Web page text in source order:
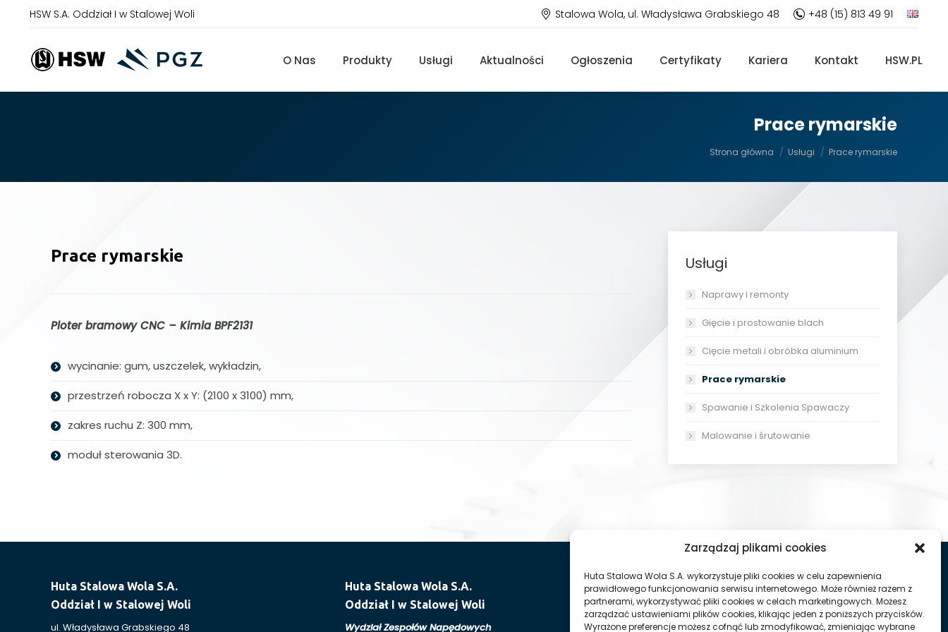
Zarządzaj plikami cookies
Huta Stalowa Wola S.A. wykorzystuje pliki cookies w celu zapewnienia
prawidłowego funkcjonowania serwisu internetowego. Może również razem z
partnerami, wykorzystywać pliki cookies w celach marketingowych. Możesz
zarządzać ustawieniami plików cookies, klikając jeden z poniższych przycisków.
Wyrażone preferencje możesz cofnąć lub zmodyfikować, zmieniając wybrane
HSW S.A. Oddział I w Stalowej Woli Stalowa Wola, ul. Władysława Grabskiego 48 +48 (15) 813 49 91
O Nas Produkty Usługi Aktualności Ogłoszenia Certyfikaty Kariera Kontakt HSW.PL
Prace rymarskie
Strona główna Usługi Prace rymarskie
Prace rymarskie
Ploter bramowy CNC – Kimla BPF2131
wycinanie: gum, uszczelek, wykładzin,
przestrzeń robocza X x Y: (2100 x 3100) mm,
zakres ruchu Z: 300 mm,
moduł sterowania 3D.
Usługi
Naprawy i remonty
Gięcie i prostowanie blach
Cięcie metali i obróbka aluminium
Prace rymarskie
Spawanie i Szkolenia Spawaczy
Malowanie i śrutowanie
Huta Stalowa Wola S.A.
Oddział I w Stalowej Woli
ul. Władysława Grabskiego 48
Huta Stalowa Wola S.A.
Oddział I w Stalowej Woli
Wydział Zespołów Napędowych